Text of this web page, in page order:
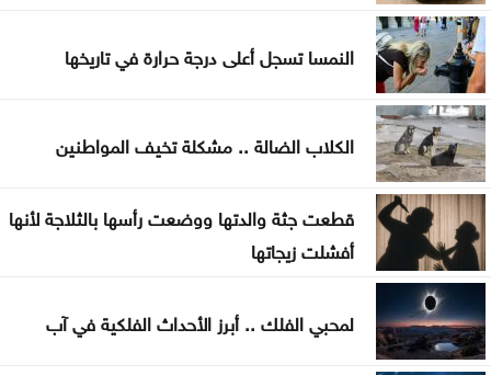
علامات تجارية مقلدة
الدفاع اليمنية تؤكد سقوط قتلى وجرحى في هجوم
حوثي وتتوعد بالرد
تغيير مسار 49 سفينة وتعطيل سفينتين ضمن عمليات
فرض الحصار على إيران
المواصفات والمقاييس: لا شكاوى بشأن أسطوانات
الغاز الجديدة
النمسا تسجل أعلى درجة حرارة في تاريخها
الكلاب الضالة .. مشكلة تخيف المواطنين
قطعت جثة والدتها ووضعت رأسها بالثلاجة لأنها
أفشلت زيجاتها
لمحبي الفلك .. أبرز الأحداث الفلكية في آب